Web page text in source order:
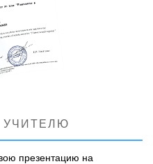
презентацию на